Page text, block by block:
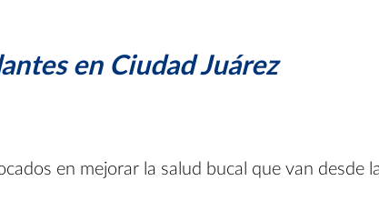
en Ciudad Juárez
en mejorar la salud bucal que van desde